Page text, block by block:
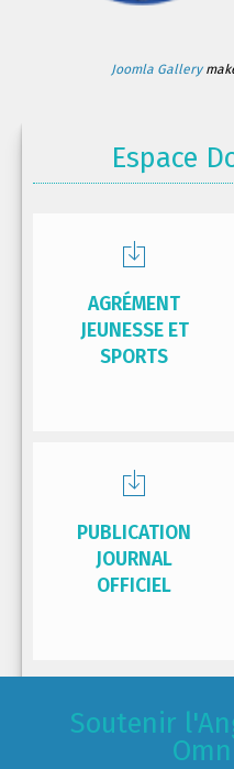
Joomla Gallery
Espace
AGRÉMENT
JEUNESSE ET
SPORTS
PUBLICATION
JOURNAL
OFFICIEL
Soutenir